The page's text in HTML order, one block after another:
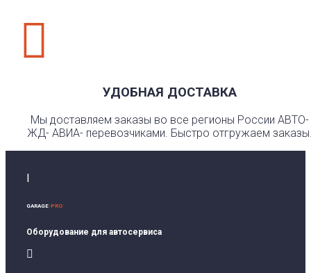

УДОБНАЯ ДОСТАВКА
Мы доставляем заказы во все регионы России АВТО-
ЖД- АВИА- перевозчиками. Быстро отгружаем
I
GARAGE-PRO
Оборудование для автосервиса
